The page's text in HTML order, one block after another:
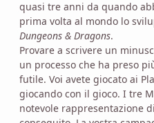
quasi tre anni da quando
prima volta al mondo lo
Dungeons & Dragons.
Provare a scrivere un
un processo che ha preso
futile. Voi avete giocato ai
giocando con il gioco. I tre
notevole rappresentazione